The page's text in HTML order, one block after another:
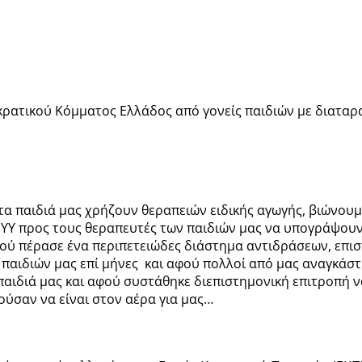
Κόμματος Ελλάδος από γονείς παιδιών με
παιδιά μας χρήζουν θεραπειών ειδικής αγωγής,
προς τους θεραπευτές των παιδιών μας να
πέρασε ένα περιπετειώδες διάστημα αντιδράσεων,
παιδιών μας επί μήνες και αφού πολλοί από μας
μας και αφού συστάθηκε διεπιστημονική επιτροπή
να είναι στον αέρα για μας…